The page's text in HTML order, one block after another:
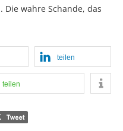
wahre Schande, das
teilen
teilen